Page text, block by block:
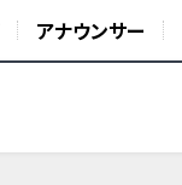
アナウンサー